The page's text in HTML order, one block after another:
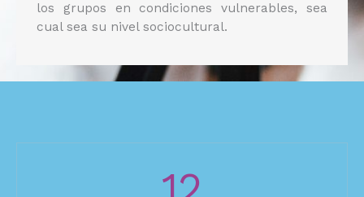
los grupos en condiciones vulnerables, sea
cual sea su nivel sociocultural.